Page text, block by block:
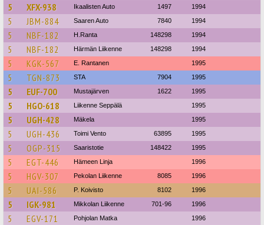
5 XFX-938 Ikaalisten Auto 1497 1994
5 JBM-884 Saaren Auto 7840 1994
5 NBF-182 H.Ranta 148298 1994
5 NBF-182 Härmän Liikenne 148298 1994
5 KGK-567 E. Rantanen 1995
5 TGN-873 STA 7904 1995
5 EUF-700 Mustajärven 1622 1995
5 HGO-618 Liikenne Seppälä 1995
5 UGH-428 Mäkela 1995
5 UGH-436 Toimi Vento 63895 1995
5 OGP-315 Saaristotie 148422 1995
5 EGT-446 Hämeen Linja 1996
5 HGV-307 Pekolan Liikenne 8085 1996
5 UAI-586 P. Koivisto 8102 1996
5 IGK-981 Mikkolan Liikenne 701-96 1996
5 EGV-171 Pohjolan Matka 1996